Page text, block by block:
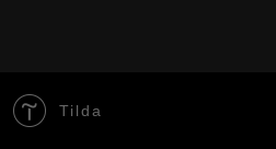
Tilda